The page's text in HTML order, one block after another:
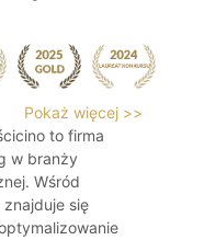
Pokaż więcej >>
to firma
w branży
Wśród
się